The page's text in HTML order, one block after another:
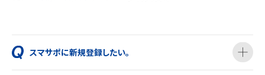
スマサポに新規登録したい。